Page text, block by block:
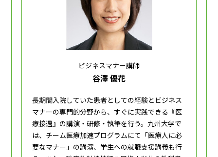
ビジネスマナー講師
谷澤 優花
長期間入院していた患者としての経験とビジネス
マナーの専門的分野から、すぐに実践できる『医
療接遇』の講演・研修・執筆を行う。九州大学で
は、チーム医療加速プログラムにて「医療人に必
要なマナー」の講演、学生への就職支援講義も行